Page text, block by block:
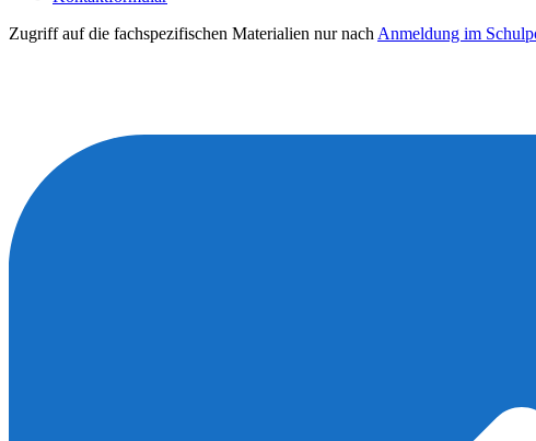
Zugriff auf die fachspezifischen Materialien nur nach Anmeldung im